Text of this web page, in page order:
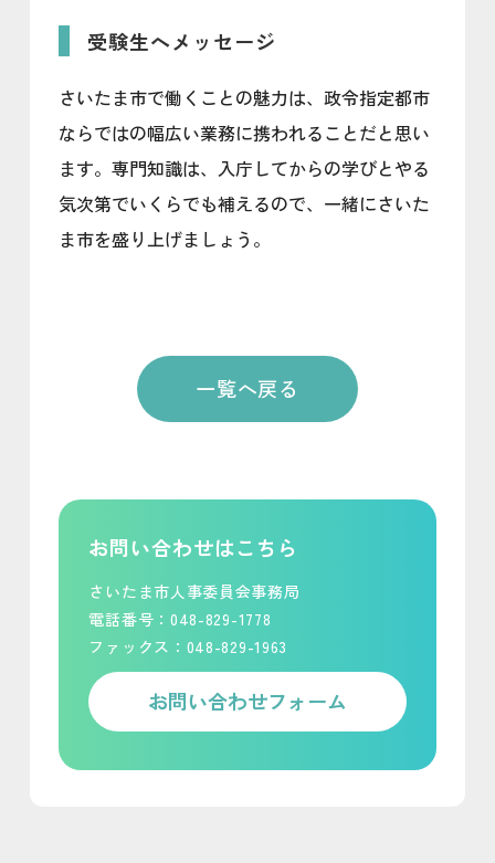
受験生へメッセージ
さいたま市で働くことの魅力は、政令指定都市
ならではの幅広い業務に携われることだと思い
ます。専門知識は、入庁してからの学びとやる
気次第でいくらでも補えるので、一緒にさいた
ま市を盛り上げましょう。
一覧へ戻る
お問い合わせはこちら
さいたま市人事委員会事務局
電話番号：048-829-1778
ファックス：048-829-1963
お問い合わせフォーム